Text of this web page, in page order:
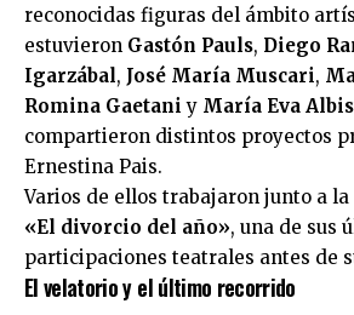
reconocidas figuras del ámbito
estuvieron Gastón Pauls, Diego
Igarzábal, José María Muscari,
Romina Gaetani y María Eva
compartieron distintos proyectos
Ernestina Pais.
Varios de ellos trabajaron junto a
«El divorcio del año», una de sus
participaciones teatrales antes de
El velatorio y el último recorrido